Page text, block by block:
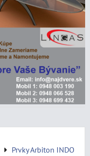
Prvky Arbiton INDO